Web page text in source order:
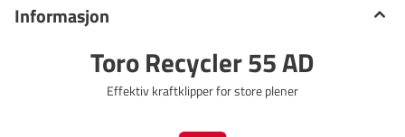
Informasjon
Toro Recycler 55 AD
Effektiv kraftklipper for store plener